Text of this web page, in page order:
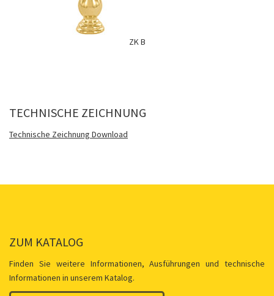
ZK B
TECHNISCHE ZEICHNUNG
Technische Zeichnung Download
ZUM KATALOG
Finden Sie weitere Informationen, Ausführungen und technische
Informationen in unserem Katalog.